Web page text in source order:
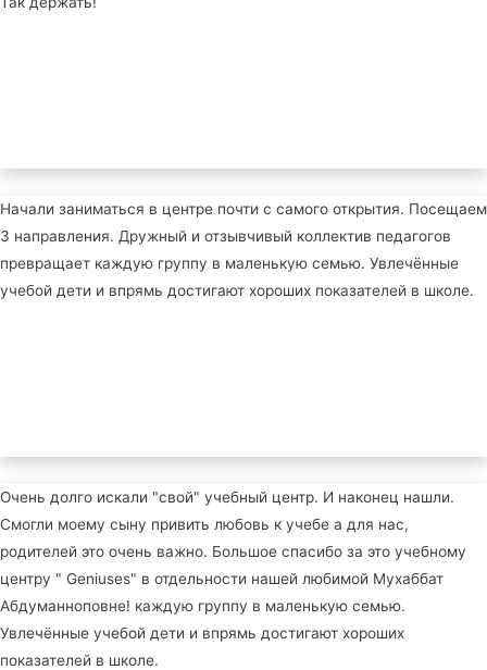
Начали заниматься в центре почти с самого открытия. Посещаем
3 направления. Дружный и отзывчивый коллектив педагогов
превращает каждую группу в маленькую семью. Увлечённые
учебой дети и впрямь достигают хороших показателей в школе.
Очень долго искали "свой" учебный центр. И наконец нашли.
Смогли моему сыну привить любовь к учебе а для нас,
родителей это очень важно. Большое спасибо за это учебному
центру " Geniuses" в отдельности нашей любимой Мухаббат
Абдуманноповне! каждую группу в маленькую семью.
Увлечённые учебой дети и впрямь достигают хороших
показателей в школе.